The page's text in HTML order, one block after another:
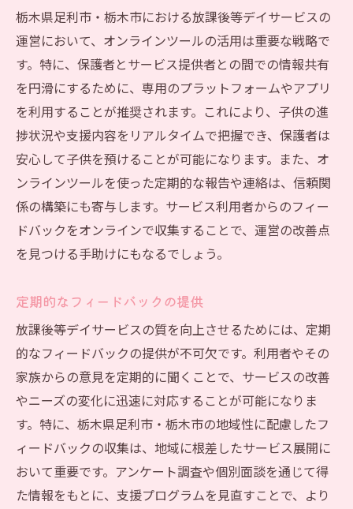
栃木県足利市・栃木市における放課後等デイサービスの
運営において、オンラインツールの活用は重要な戦略で
す。特に、保護者とサービス提供者との間での情報共有
を円滑にするために、専用のプラットフォームやアプリ
を利用することが推奨されます。これにより、子供の進
捗状況や支援内容をリアルタイムで把握でき、保護者は
安心して子供を預けることが可能になります。また、オ
ンラインツールを使った定期的な報告や連絡は、信頼関
係の構築にも寄与します。サービス利用者からのフィー
ドバックをオンラインで収集することで、運営の改善点
を見つける手助けにもなるでしょう。
定期的なフィードバックの提供
放課後等デイサービスの質を向上させるためには、定期
的なフィードバックの提供が不可欠です。利用者やその
家族からの意見を定期的に聞くことで、サービスの改善
やニーズの変化に迅速に対応することが可能になりま
す。特に、栃木県足利市・栃木市の地域性に配慮したフ
ィードバックの収集は、地域に根差したサービス展開に
おいて重要です。アンケート調査や個別面談を通じて得
た情報をもとに、支援プログラムを見直すことで、より